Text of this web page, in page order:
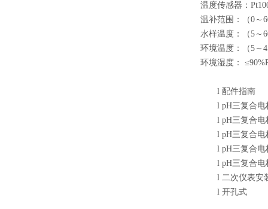
温度传感器：
温补范围：（0～
水样温度：
环境温度：（5～
环境湿度：
l 配件指南
l pH三复合
l pH三复合
l pH三复合
l pH三复合
l pH三复合
l 二次仪表安
l 开孔式